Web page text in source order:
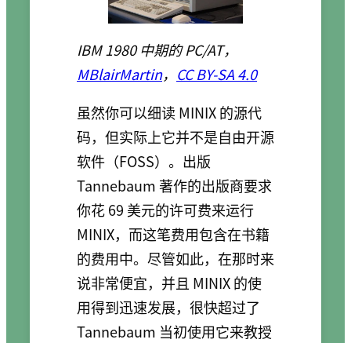
IBM 1980 中期的 PC/AT，
MBlairMartin， CC BY-SA 4.0
虽然你可以细读 MINIX 的源代
码，但实际上它并不是自由开源
软件（FOSS）。出版
Tannebaum 著作的出版商要求
你花 69 美元的许可费来运行
MINIX，而这笔费用包含在书籍
的费用中。尽管如此，在那时来
说非常便宜，并且 MINIX 的使
用得到迅速发展，很快超过了
Tannebaum 当初使用它来教授